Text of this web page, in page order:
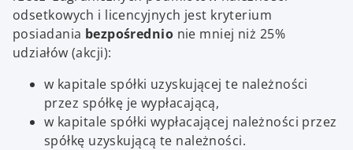
odsetkowych i licencyjnych jest kryterium
posiadania bezpośrednio nie mniej niż 25%
udziałów (akcji):
w kapitale spółki uzyskującej te należności
przez spółkę je wypłacającą,
w kapitale spółki wypłacającej należności przez
spółkę uzyskującą te należności.